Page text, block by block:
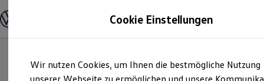
Hauptinhalt
springen
Footer
springen
Modelle und Konfigurator
Modelle vergleichen
Elektroautos
ENERGY Sondermodelle
Cookie Einstellungen
Wir nutzen Cookies, um Ihnen die bestmögliche Nutzung
unserer Webseite zu ermöglichen und unsere